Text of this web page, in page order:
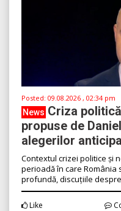
Posted: 09.08.2026 , 02:34 pm
News Criza
propuse de
alegerilor
Contextul crizei politice și
perioadă în care România
profundă, discuțiile
Like